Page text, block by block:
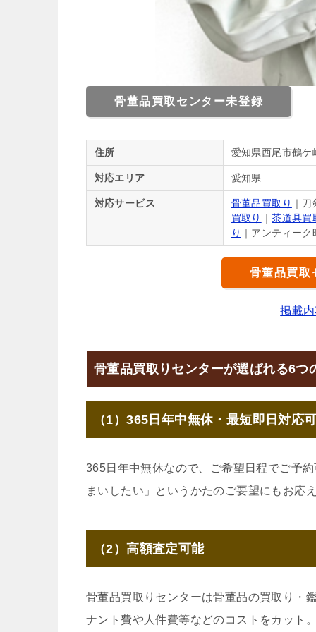
骨董品買取センター未登録
住所 愛知県西尾市鶴ケ
対応エリア 愛知県
対応サービス 骨董品買取り ｜
買取り
｜茶道具買
り ｜アンティー
骨董品買取
掲載
骨董品買取りセンターが選ばれる6つ
（1）365日年中無休・最短即日対応
365日年中無休なので、ご希望日程でご予
まいしたい」というかたのご要望にもお応
（2）高額査定可能
骨董品買取りセンターは骨董品の買取り・
ナント費や人件費等などのコストをカット